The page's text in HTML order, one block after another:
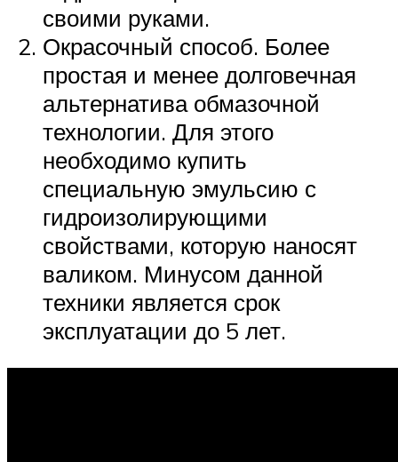
своими руками.
Окрасочный способ. Более
простая и менее долговечная
альтернатива обмазочной
технологии. Для этого
необходимо купить
специальную эмульсию с
гидроизолирующими
свойствами, которую наносят
валиком. Минусом данной
техники является срок
эксплуатации до 5 лет.